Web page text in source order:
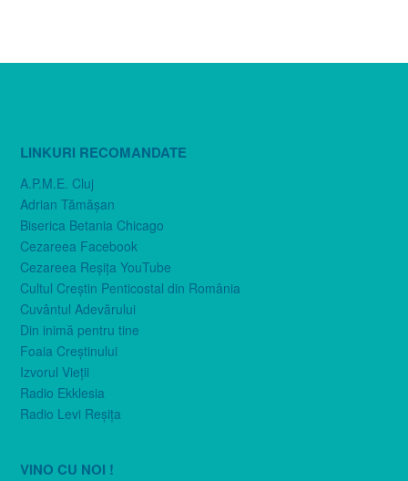
LINKURI RECOMANDATE
A.P.M.E. Cluj
Adrian Tămăşan
Biserica Betania Chicago
Cezareea Facebook
Cezareea Reşiţa YouTube
Cultul Creştin Penticostal din România
Cuvântul Adevărului
Din inimă pentru tine
Foaia Creştinului
Izvorul Vieţii
Radio Ekklesia
Radio Levi Reşiţa
VINO CU NOI !